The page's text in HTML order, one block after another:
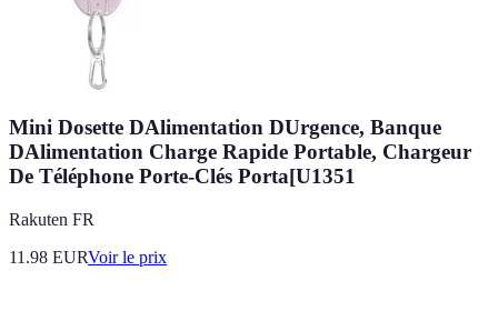
Mini Dosette DAlimentation DUrgence, Banque
DAlimentation Charge Rapide Portable, Chargeur
De Téléphone Porte-Clés Porta[U1351
Rakuten FR
11.98 EURVoir le prix